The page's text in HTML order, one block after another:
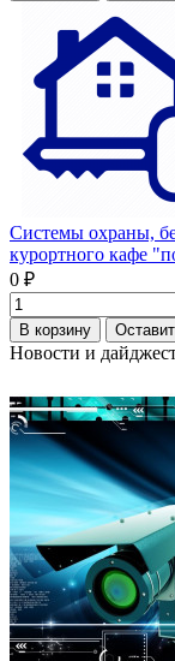
Системы охраны,
курортного кафе
0 ₽
В корзину
Новости и